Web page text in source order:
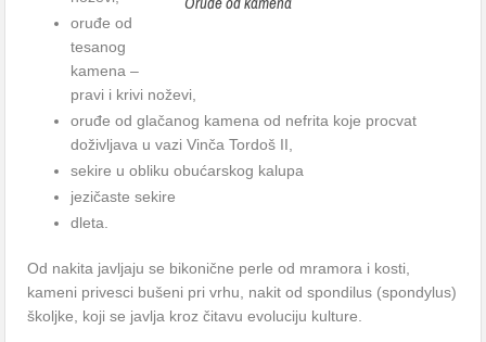
oruđe od
tesanog
kamena –
pravi i krivi noževi,
oruđe od glačanog kamena od nefrita koje procvat
doživljava u vazi Vinča Tordoš II,
sekire u obliku obućarskog kalupa
jezičaste sekire
dleta.
Od nakita javljaju se bikonične perle od mramora i kosti,
kameni privesci bušeni pri vrhu, nakit od spondilus (spondylus)
školjke, koji se javlja kroz čitavu evoluciju kulture.